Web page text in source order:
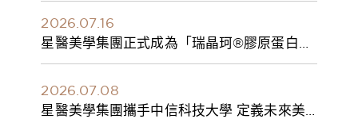
2026.07.16
星醫美學集團正式成為「瑞晶珂®膠原蛋白植
入劑」台灣獨家總代理
2026.07.08
星醫美學集團攜手中信科技大學 定義未來美